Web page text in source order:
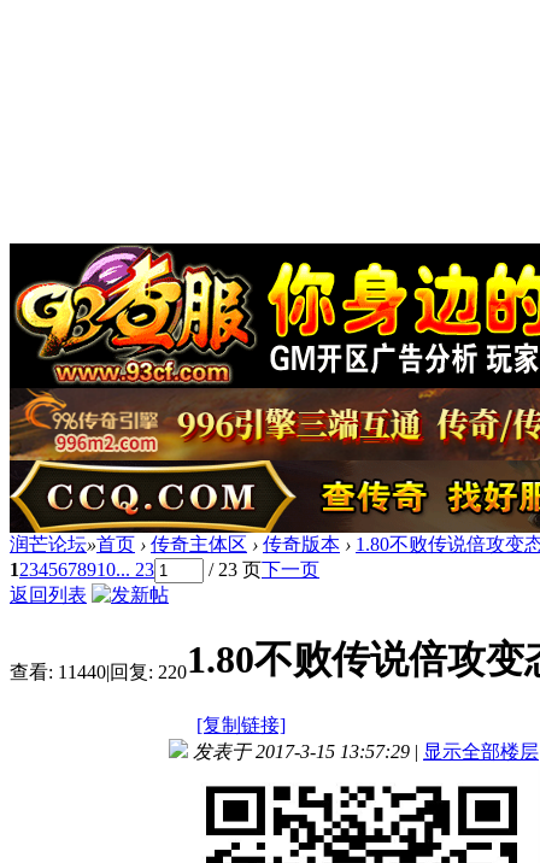
润芒论坛»首页 › 传奇主体区 › 传奇版本 › 1.80不败传说倍攻变
12345678910... 23 / 23 页下一页
返回列表
查看: 11440|回复: 2201.80不败传说倍攻
[复制链接]
发表于 2017-3-15 13:57:29 | 显示全部楼层